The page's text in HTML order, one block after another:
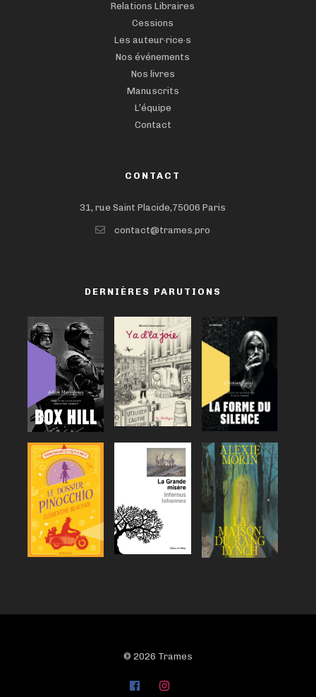
Relations Libraires
Cessions
Les auteur·rice·s
Nos événements
Nos livres
Manuscrits
L’équipe
Contact
CONTACT
31, rue Saint Placide,75006 Paris
contact@trames.pro
DERNIÈRES PARUTIONS
© 2026 Trames